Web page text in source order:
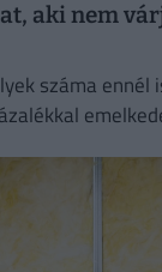
aki nem
száma ennél